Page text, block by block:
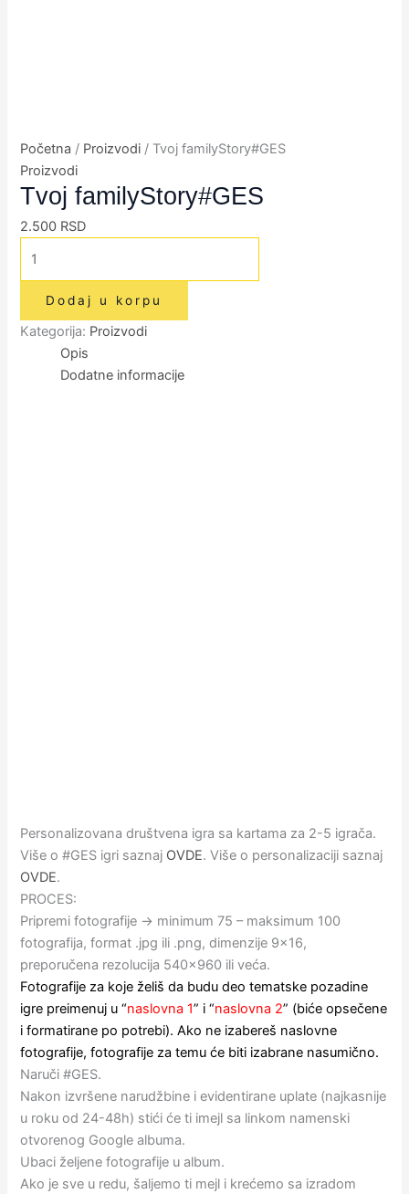
Početna / Proizvodi / Tvoj familyStory#GES
Proizvodi
Tvoj familyStory#GES
2.500 RSD
Dodaj u korpu
Kategorija: Proizvodi
Opis
Dodatne informacije
Personalizovana društvena igra sa kartama za 2-5 igrača.
Više o #GES igri saznaj OVDE. Više o personalizaciji saznaj
OVDE.
PROCES:
Pripremi fotografije → minimum 75 – maksimum 100
fotografija, format .jpg ili .png, dimenzije 9×16,
preporučena rezolucija 540×960 ili veća.
Fotografije za koje želiš da budu deo tematske pozadine
igre preimenuj u “naslovna 1” i“naslovna 2” (biće opsečene
i formatirane po potrebi).Ako ne izabereš naslovne
fotografije, fotografije za temu će biti izabrane nasumično.
Naruči #GES.
Nakon izvršene narudžbine i evidentirane uplate (najkasnije
u roku od 24-48h) stići će ti imejl sa linkom namenski
otvorenog Google albuma.
Ubaci željene fotografije u album.
Ako je sve u redu, šaljemo ti mejl i krećemo sa izradom